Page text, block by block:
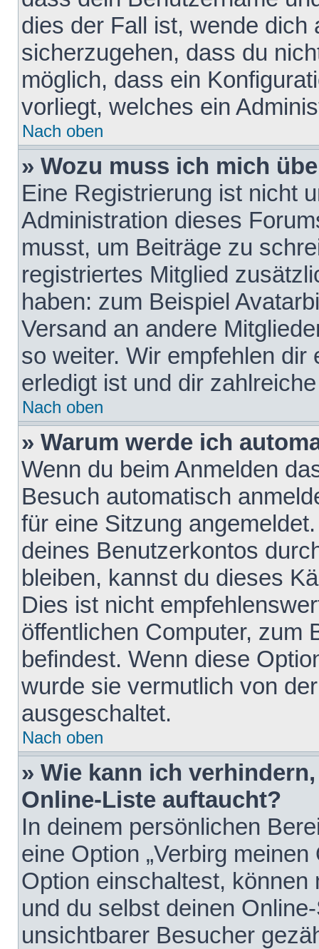
dies der Fall ist, wende dich
sicherzugehen, dass du
möglich, dass ein
vorliegt, welches ein
Nach oben
» Wozu muss ich mich
Eine Registrierung ist nicht
Administration dieses
musst, um Beiträge zu
registriertes Mitglied
haben: zum Beispiel
Versand an andere
so weiter. Wir empfehlen
erledigt ist und dir
Nach oben
» Warum werde ich
Wenn du beim Anmelden
Besuch automatisch
für eine Sitzung
deines Benutzerkontos
bleiben, kannst du dieses
Dies ist nicht
öffentlichen Computer, zum
befindest. Wenn diese
wurde sie vermutlich von
ausgeschaltet.
Nach oben
» Wie kann ich
Online-Liste auftaucht?
In deinem persönlichen
eine Option „Verbirg
Option einschaltest,
und du selbst deinen
unsichtbarer Besucher